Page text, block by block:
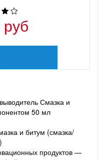
Смазка и
50 мл
и битум (смазка/
продуктов —